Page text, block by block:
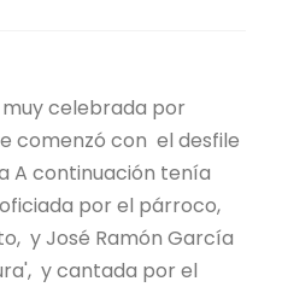
celebrada por
comenzó con el desfile
A continuación tenía
por el párroco,
y José Ramón García
y cantada por el